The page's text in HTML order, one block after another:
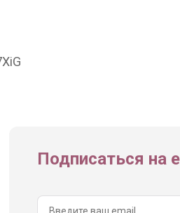
Подписаться на